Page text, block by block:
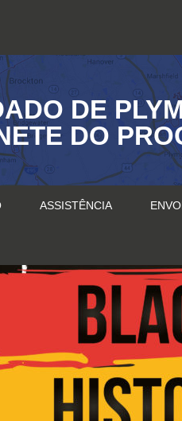
DE
DO
ASSISTÊNCIA